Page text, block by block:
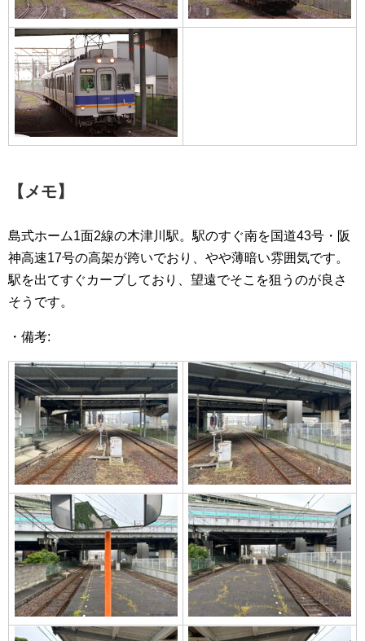
【メモ】
島式ホーム1面2線の木津川駅。駅のすぐ南を国道43号・阪
神高速17号の高架が跨いでおり、やや薄暗い雰囲気です。
駅を出てすぐカーブしており、望遠でそこを狙うのが良さ
そうです。
・備考: